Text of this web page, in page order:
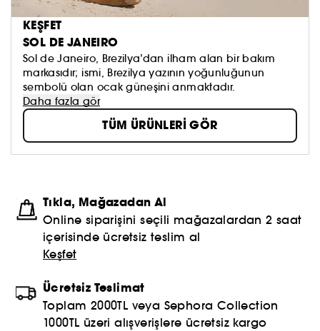
KEŞFET
SOL DE JANEIRO
Sol de Janeiro, Brezilya’dan ilham alan bir bakım
markasıdır; ismi, Brezilya yazının yoğunluğunun
sembolü olan ocak güneşini anmaktadır.
Daha fazla gör
TÜM ÜRÜNLERİ GÖR
Tıkla, Mağazadan Al
Online siparişini seçili mağazalardan 2 saat
içerisinde ücretsiz teslim al
Keşfet
Ücretsiz Teslimat
Toplam 2000TL veya Sephora Collection
1000TL üzeri alışverişlere ücretsiz kargo